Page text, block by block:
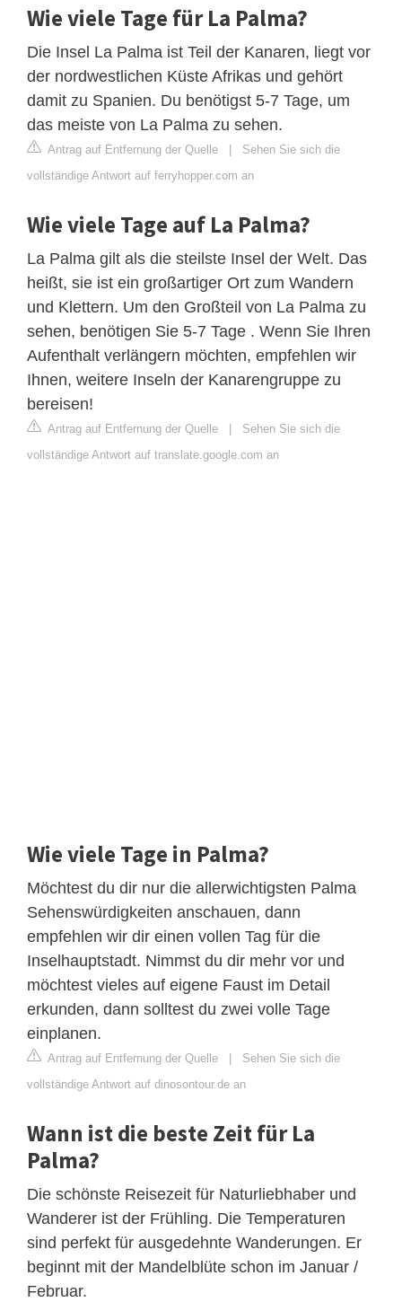
Wie viele Tage für La Palma?
Die Insel La Palma ist Teil der Kanaren, liegt vor
der nordwestlichen Küste Afrikas und gehört
damit zu Spanien. Du benötigst 5-7 Tage, um
das meiste von La Palma zu sehen.
Antrag auf Entfernung der Quelle
Sehen Sie sich die
vollständige Antwort auf ferryhopper.com an
Wie viele Tage auf La Palma?
La Palma gilt als die steilste Insel der Welt. Das
heißt, sie ist ein großartiger Ort zum Wandern
und Klettern. Um den Großteil von La Palma zu
sehen, benötigen Sie 5-7 Tage . Wenn Sie Ihren
Aufenthalt verlängern möchten, empfehlen wir
Ihnen, weitere Inseln der Kanarengruppe zu
bereisen!
Antrag auf Entfernung der Quelle
Sehen Sie sich die
vollständige Antwort auf translate.google.com an
Wie viele Tage in Palma?
Möchtest du dir nur die allerwichtigsten Palma
Sehenswürdigkeiten anschauen, dann
empfehlen wir dir einen vollen Tag für die
Inselhauptstadt. Nimmst du dir mehr vor und
möchtest vieles auf eigene Faust im Detail
erkunden, dann solltest du zwei volle Tage
einplanen.
Antrag auf Entfernung der Quelle
Sehen Sie sich die
vollständige Antwort auf dinosontour.de an
Wann ist die beste Zeit für La
Palma?
Die schönste Reisezeit für Naturliebhaber und
Wanderer ist der Frühling. Die Temperaturen
sind perfekt für ausgedehnte Wanderungen. Er
beginnt mit der Mandelblüte schon im Januar /
Februar.